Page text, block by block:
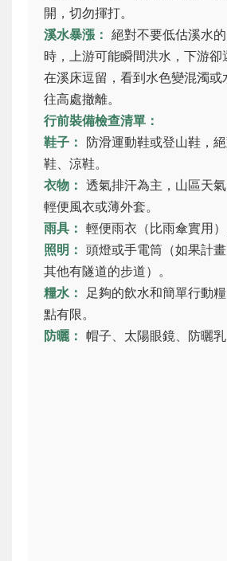
開，切勿揮打。
溪水暴漲： 絕對不要低估溪水
時，上游可能瞬間洪水，下游卻
在溪床逗留，看到水色變混濁或
往高處撤離。
行前裝備檢查清單：
鞋子： 防滑運動鞋或登山鞋，
鞋、涼鞋。
衣物： 透氣排汗為主，山區天
輕便風衣或薄外套。
雨具： 輕便雨衣（比雨傘實用）
照明： 頭燈或手電筒（如果計
其他有隧道的步道）。
糧水：
足夠的飲水和簡單行動
點有限。
防曬： 帽子、太陽眼鏡、防曬乳